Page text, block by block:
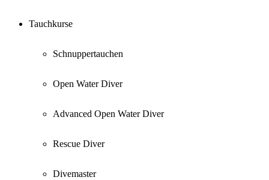
Tauchkurse
Schnuppertauchen
Open Water Diver
Advanced Open Water Diver
Rescue Diver
Divemaster